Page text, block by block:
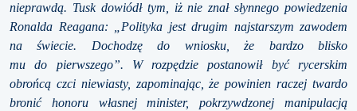
nieprawdą. Tusk dowiódł tym, iż nie znał słynnego powiedzenia
Ronalda Reagana: „Polityka jest drugim najstarszym zawodem
na świecie. Dochodzę do wniosku, że bardzo blisko
mu do pierwszego”. W rozpędzie postanowił być rycerskim
obrońcą czci niewiasty, zapominając, że powinien raczej twardo
bronić honoru własnej minister, pokrzywdzonej manipulacją